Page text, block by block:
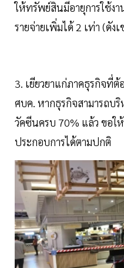
ให้ทรัพย์สินมีอายุการใช้ง
รายจ่ายเพิ่มได้ 2 เท่า (ดัง
3. เยียวยาแก่ภาคธุรกิจที่ต้
ศบค. หากธุรกิจสามารถบ
วัคซีนครบ 70% แล้ว ขอใ
ประกอบการได้ตามปกติ